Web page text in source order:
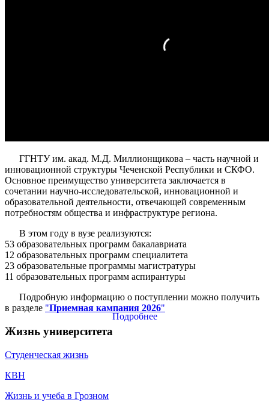
Подробнее
ГГНТУ им. акад. М.Д. Миллионщикова – часть научной и
инновационной структуры Чеченской Республики и СКФО.
Основное преимущество университета заключается в
сочетании научно-исследовательской, инновационной и
образовательной деятельности, отвечающей современным
потребностям общества и инфраструктуре региона.
В этом году в вузе реализуются:
53 образовательных программ бакалавриата
12 образовательных программ специалитета
23 образовательные программы магистратуры
11 образовательных программ аспирантуры
Подробную информацию о поступлении можно получить
в разделе "Приемная кампания 2026"
Жизнь университета
Студенческая жизнь
КВН
Жизнь и учеба в Грозном